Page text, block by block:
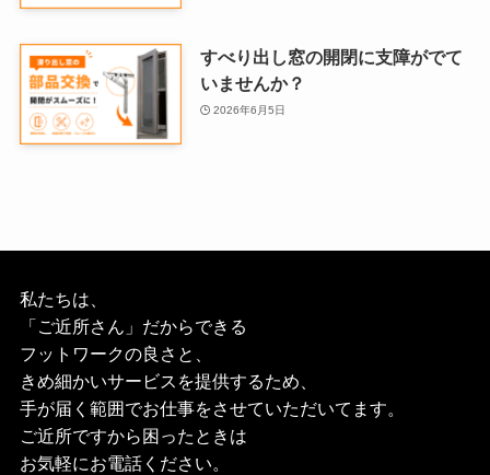
すべり出し窓の開閉に支障がでて
いませんか？
2026年6月5日
私たちは、
「ご近所さん」だからできる
フットワークの良さと、
きめ細かいサービスを提供するため、
手が届く範囲でお仕事をさせていただいてます。
ご近所ですから困ったときは
お気軽にお電話ください。